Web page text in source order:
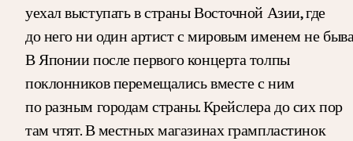
уехал выступать в страны Восточной Азии, где
до него ни один артист с мировым именем не
В Японии после первого концерта толпы
поклонников перемещались вместе с ним
по разным городам страны. Крейслера до сих пор
там чтят. В местных магазинах грампластинок